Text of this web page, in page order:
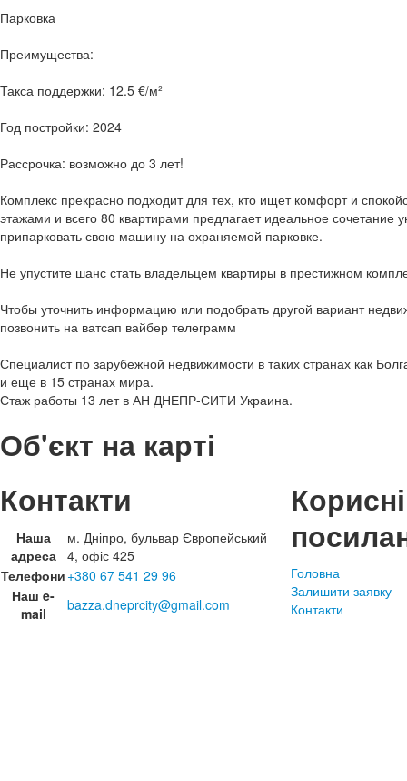
Парковка
Преимущества:
Такса поддержки: 12.5 €/м²
Год постройки: 2024
Рассрочка: возможно до 3 лет!
Комплекс прекрасно подходит для тех, кто ищет комфорт и
этажами и всего 80 квартирами предлагает идеальное сочетание
припарковать свою машину на охраняемой парковке.
Не упустите шанс стать владельцем квартиры в престижном
Чтобы уточнить информацию или подобрать другой вариант
позвонить на ватсап вайбер телеграмм
Специалист по зарубежной недвижимости в таких странах как
и еще в 15 странах мира.
Стаж работы 13 лет в АН ДНЕПР-СИТИ Украина.
Об'єкт на карті
Контакти
Наша
адреса
м. Дніпро, бульвар Європейський
4, офіс 425
Телефони +380 67 541 29 96
Наш e-
mail
bazza.dneprcity@gmail.com
Корисні
Головна
Залишити заявку
Контакти